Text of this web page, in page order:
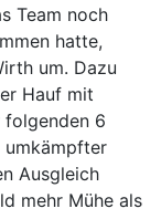
Team noch
hatte,
um. Dazu
Hauf mit
folgenden 6
umkämpfter
Ausgleich
mehr Mühe als